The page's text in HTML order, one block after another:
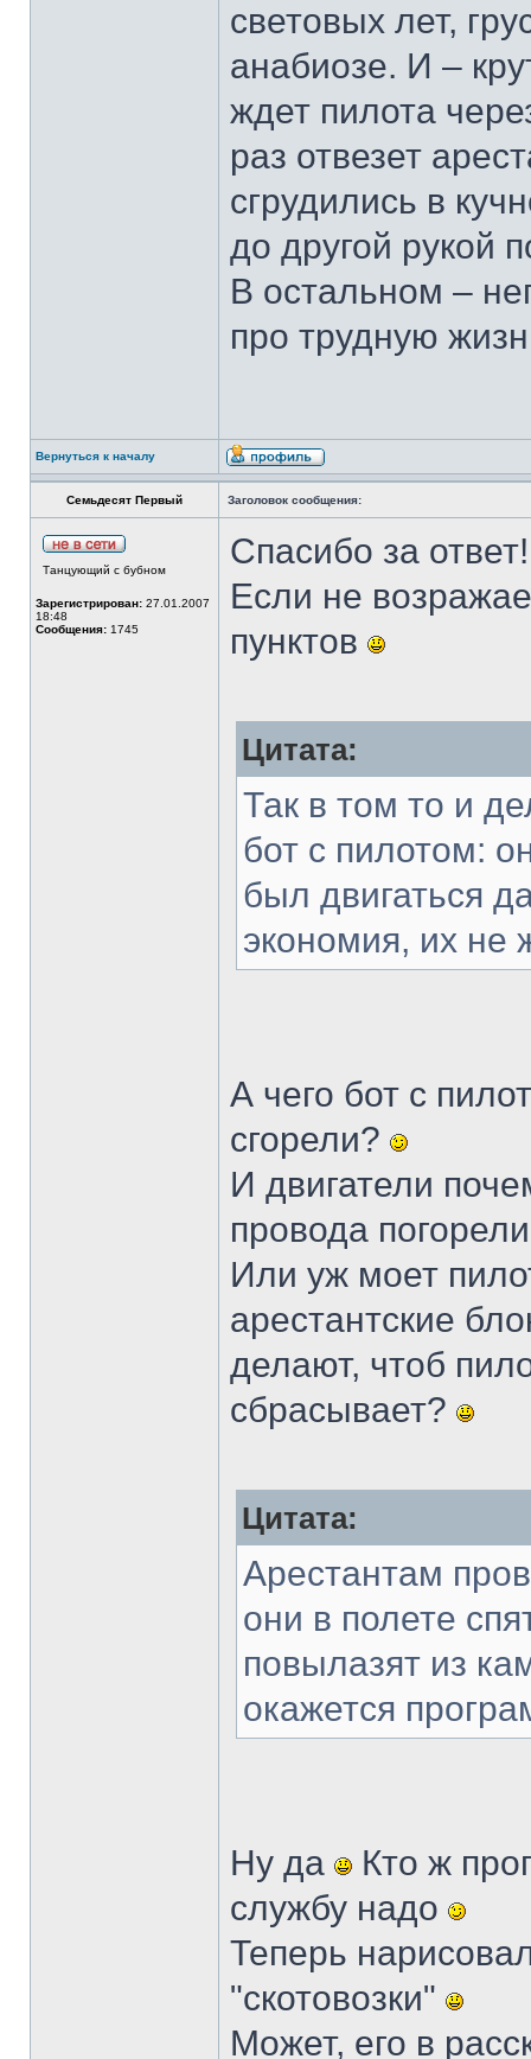
световых лет,
анабиозе. И –
ждет пилота
раз отвезет
сгрудились в
до другой рукой
В остальном –
про трудную
Вернуться к началу
Семьдесят Первый Заголовок сообщения:
Танцующий с бубном
Зарегистрирован: 27.01.2007
18:48
Сообщения: 1745
Спасибо за ответ!
Если не
пунктов
Цитата:
Так в том то и
бот с пилотом:
был двигаться
экономия, их не
А чего бот с
сгорели?
И двигатели
провода
Или уж моет
арестантские
делают, чтоб
сбрасывает?
Цитата:
Арестантам
они в полете
повылазят из
окажется
Ну да
Кто ж
службу надо
Теперь
"скотовозки"
Может, его в